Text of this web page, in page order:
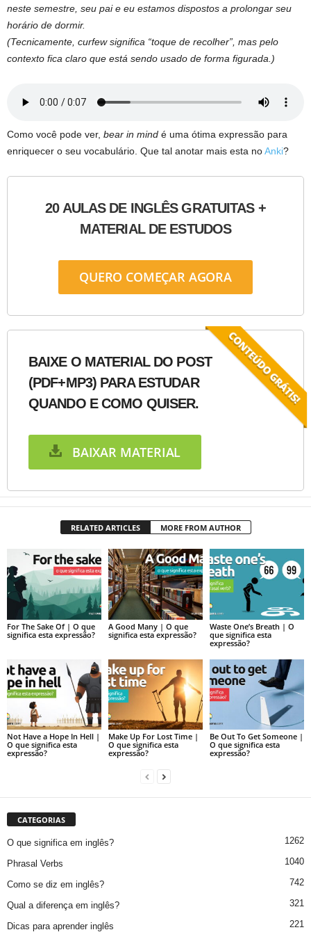
neste semestre, seu pai e eu estamos dispostos a prolongar seu
horário de dormir.
(Tecnicamente, curfew significa “toque de recolher”, mas pelo
contexto fica claro que está sendo usado de forma figurada.)
Como você pode ver, bear in mind é uma ótima expressão para
enriquecer o seu vocabulário. Que tal anotar mais esta noAnki?
20 AULAS DE INGLÊS GRATUITAS +
MATERIAL DE ESTUDOS
QUERO COMEÇAR AGORA
BAIXE O MATERIAL DO POST
(PDF+MP3) PARA ESTUDAR
QUANDO E COMO QUISER.
BAIXAR MATERIAL
RELATED ARTICLES MORE FROM AUTHOR
For The Sake Of | O que
significa esta expressão?
A Good Many | O que
significa esta expressão?
Waste One’s Breath | O
que significa esta
expressão?
Not Have a Hope In Hell |
O que significa esta
expressão?
Make Up For Lost Time |
O que significa esta
expressão?
Be Out To Get Someone |
O que significa esta
expressão?
CATEGORIAS
O que significa em inglês? 1262
Phrasal Verbs 1040
Como se diz em inglês? 742
Qual a diferença em inglês? 321
Dicas para aprender inglês 221